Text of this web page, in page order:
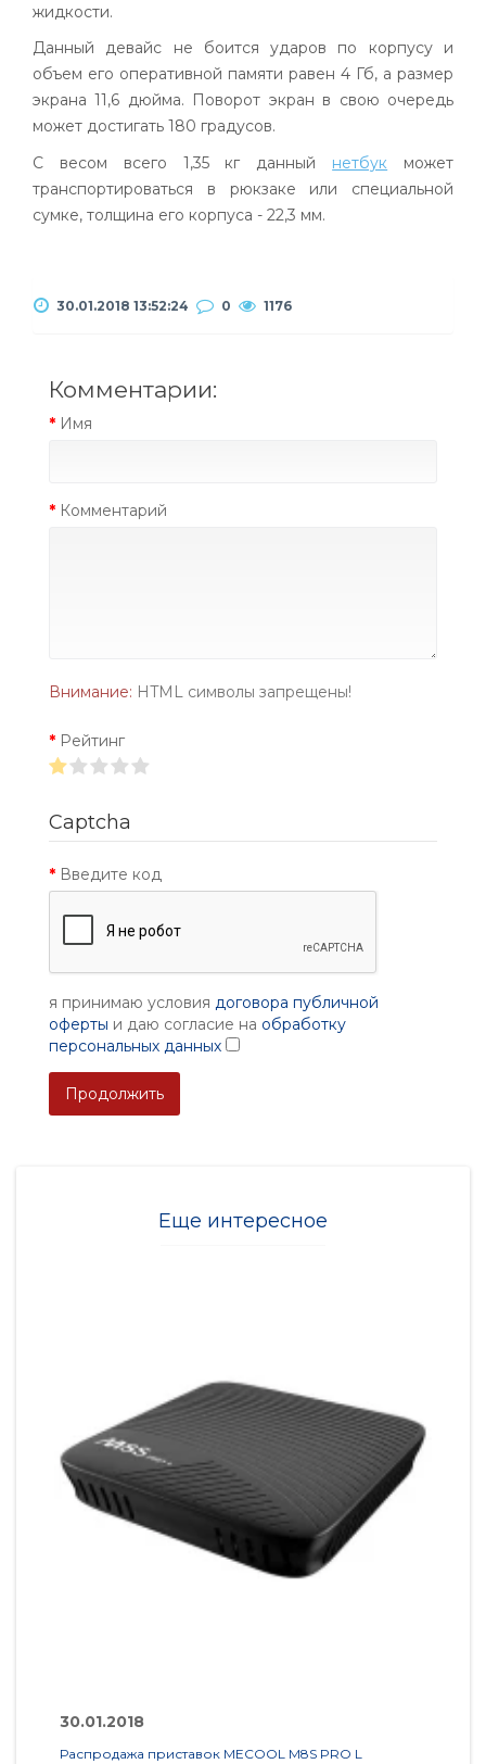
жидкости.
Данный девайс не боится ударов по корпусу и
объем его оперативной памяти равен 4 Гб, а размер
экрана 11,6 дюйма. Поворот экран в свою очередь
может достигать 180 градусов.
С весом всего 1,35 кг данный нетбук может
транспортироваться в рюкзаке или специальной
сумке, толщина его корпуса - 22,3 мм.
30.01.2018 13:52:24 0 1176
Комментарии:
Имя
Комментарий
Внимание: HTML символы запрещены!
Рейтинг
Captcha
Введите код
я принимаю условия договора публичной
оферты и даю согласие на обработку
персональных данных
Продолжить
Еще интересное
30.01.2018
Распродажа приставок MECOOL M8S PRO L